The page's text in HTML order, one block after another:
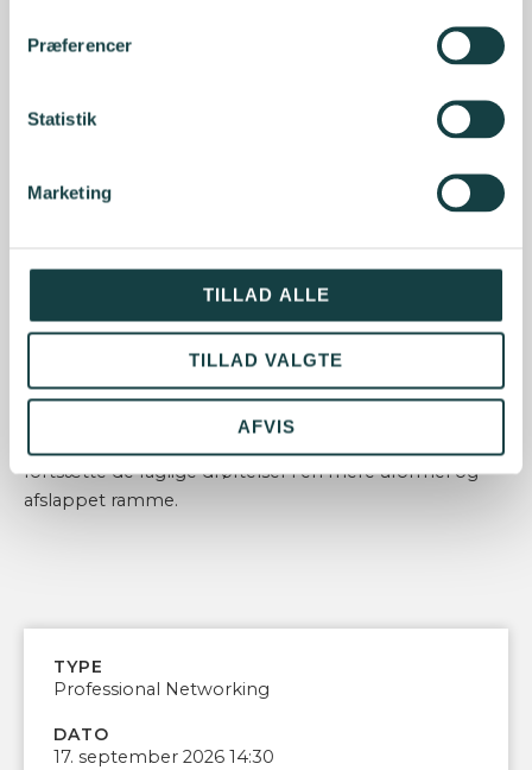
Præferencer
Statistik
Marketing
TILLAD ALLE
TILLAD VALGTE
AFVIS
risikotagning – og hvordan man vurderer reel alpha-
evne, når historiske afkast ikke fortæller hele historien.
Mødet er designet som en åben erfaringsudveksling
perspektiver er velkomne – fra en enkelt observation til
Den faglige del rundes af med en netværksdebat i
bordet rundt“, hvor vi giver plads til at høre,
hvad der fylder hos den enkelte – med mulighed for at
bidrage med input og perspektiver fra gruppen.
Når netværksmødet er slut, inviterer vi til den
fortsætte de faglige drøftelser i en mere uformel og
afslappet ramme.
TYPE
Professional Networking
DATO
17. september 2026 14:30